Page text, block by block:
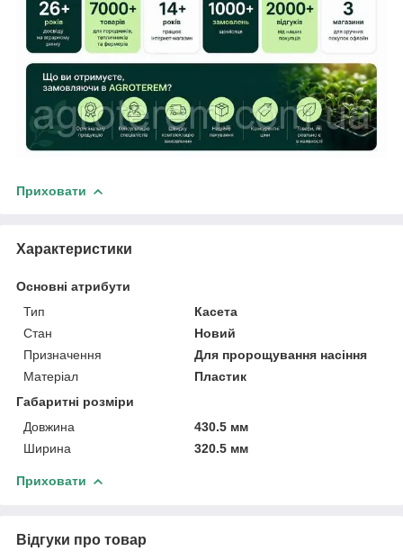
Приховати
Характеристики
Основні атрибути
Тип
Касета
Стан
Новий
Призначення
Для пророщування насіння
Матеріал
Пластик
Габаритні розміри
Довжина
430.5 мм
Ширина
320.5 мм
Приховати
Відгуки про товар